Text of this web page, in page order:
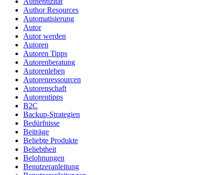
Author Resources
Automatisierung
Autor
Autor werden
Autoren
Autoren Tipps
Autorenberatung
Autorenleben
Autorenressourcen
Autorenschaft
Autorentipps
B2C
Backup-Strategien
Bedürfnisse
Beiträge
Beliebte Produkte
Beliebtheit
Belohnungen
Benutzeranleitung